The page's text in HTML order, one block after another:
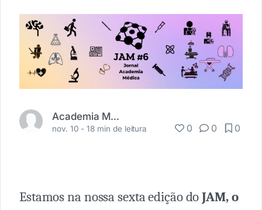
Academia Médica
nov. 10 -18 min de leitura 0 0 0
Estamos na nossa sexta edição doJAM, o